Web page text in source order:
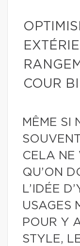
COUR
MÊME SI
CELA NE
QU’ON
L’IDÉE
USAGES
POUR Y
STYLE,